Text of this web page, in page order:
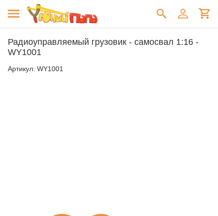
Радиоуправляемый грузовик - самосвал 1:16 -
WY1001
Артикул: WY1001